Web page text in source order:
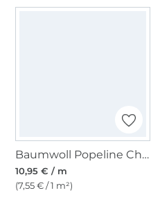
Baumwoll Popeline Cherries, hellpetrol
10,95 € / m
(7,55 € / 1 m²)